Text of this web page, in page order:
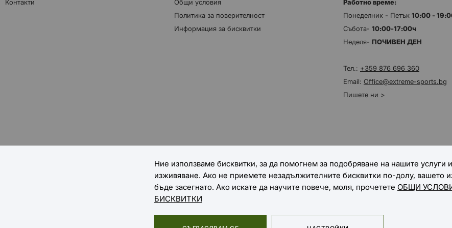
Контакти
Общи условия
Политика за поверителност
Информация за бисквитки
Работно време:
Понеделник - Петък 10:00 -
Събота- 10:00-17:00ч
Неделя- ПОЧИВЕН ДЕН
Тел.: +359 876 696 360
Email: Office@extreme-sports.bg
Пишете ни >
НАЧИНИ НА ДОСТАВКА
Ние използваме бисквитки, за да помогнем за подобряване на нашите услуги
изживяване. Ако не приемете незадължителните бисквитки по-долу, вашето
бъде засегнато. Ако искате да научите повече, моля, прочетете ОБЩИ
БИСКВИТКИ